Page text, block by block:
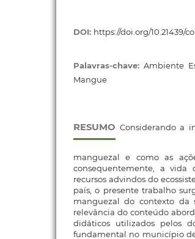
DOI: https://doi.org/10.21439/
Palavras-chave:Ambiente
Mangue
RESUMO Considerando a
manguezal e como as
consequentemente, a vida
recursos advindos do
país, o presente trabalho
manguezal do contexto da
relevância do conteúdo
didáticos utilizados pelos
fundamental no município de